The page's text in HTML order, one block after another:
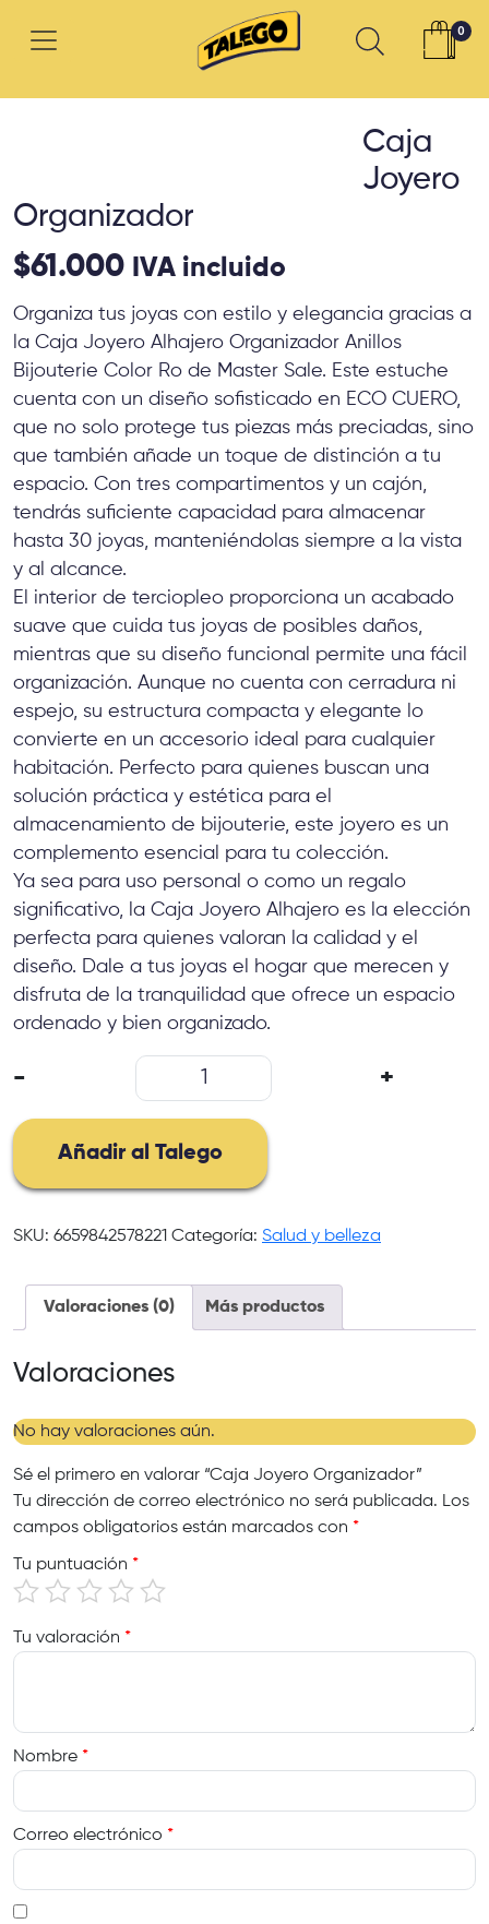
0
Caja
Joyero
Organizador
$61.000 IVA incluido
Organiza tus joyas con estilo y elegancia gracias a
la Caja Joyero Alhajero Organizador Anillos
Bijouterie Color Ro de Master Sale. Este estuche
cuenta con un diseño sofisticado en ECO CUERO,
que no solo protege tus piezas más preciadas, sino
que también añade un toque de distinción a tu
espacio. Con tres compartimentos y un cajón,
tendrás suficiente capacidad para almacenar
hasta 30 joyas, manteniéndolas siempre a la vista
y al alcance.
El interior de terciopleo proporciona un acabado
suave que cuida tus joyas de posibles daños,
mientras que su diseño funcional permite una fácil
organización. Aunque no cuenta con cerradura ni
espejo, su estructura compacta y elegante lo
convierte en un accesorio ideal para cualquier
habitación. Perfecto para quienes buscan una
solución práctica y estética para el
almacenamiento de bijouterie, este joyero es un
complemento esencial para tu colección.
Ya sea para uso personal o como un regalo
significativo, la Caja Joyero Alhajero es la elección
perfecta para quienes valoran la calidad y el
diseño. Dale a tus joyas el hogar que merecen y
disfruta de la tranquilidad que ofrece un espacio
ordenado y bien organizado.
-
Caja
Organizador
cantidad
+
Añadir al Talego
SKU: 6659842578221 Categoría: Salud y belleza
Valoraciones (0) Más productos
Valoraciones
No hay valoraciones aún.
Sé el primero en valorar “Caja Joyero Organizador”
Tu dirección de correo electrónico no será publicada. Los
campos obligatorios están marcados con *
Tu puntuación *
Tu valoración *
Nombre *
Correo electrónico *